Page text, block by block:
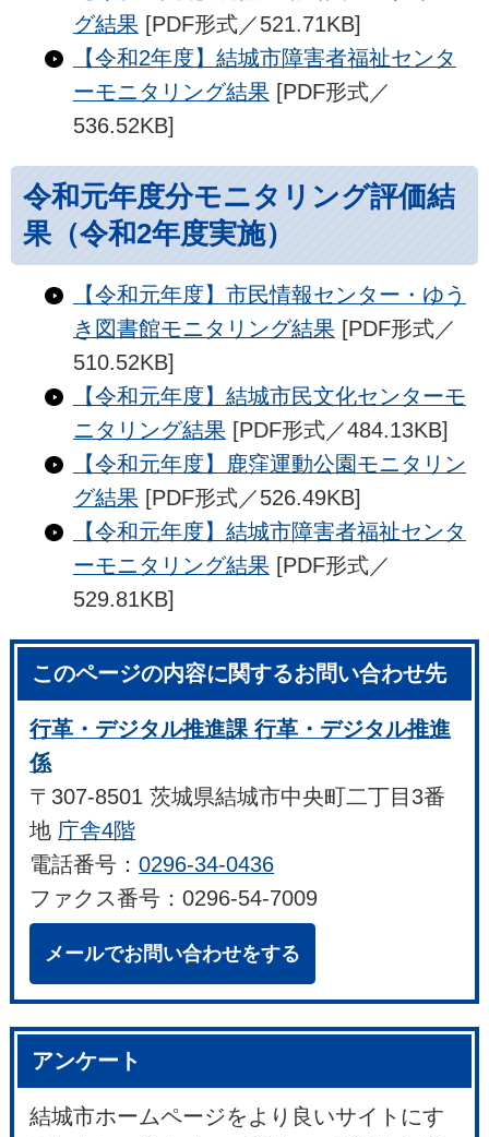
グ結果 [PDF形式／521.71KB]
【令和2年度】結城市障害者福祉センタ
ーモニタリング結果 [PDF形式／
536.52KB]
令和元年度分モニタリング評価結
果（令和2年度実施）
【令和元年度】市民情報センター・ゆう
き図書館モニタリング結果 [PDF形式／
510.52KB]
【令和元年度】結城市民文化センターモ
ニタリング結果 [PDF形式／484.13KB]
【令和元年度】鹿窪運動公園モニタリン
グ結果 [PDF形式／526.49KB]
【令和元年度】結城市障害者福祉センタ
ーモニタリング結果 [PDF形式／
529.81KB]
このページの内容に関するお問い合わせ先
行革・デジタル推進課 行革・デジタル推進
係
〒307-8501 茨城県結城市中央町二丁目3番
地 庁舎4階
電話番号：0296-34-0436
ファクス番号：0296-54-7009
メールでお問い合わせをする
アンケート
結城市ホームページをより良いサイトにす